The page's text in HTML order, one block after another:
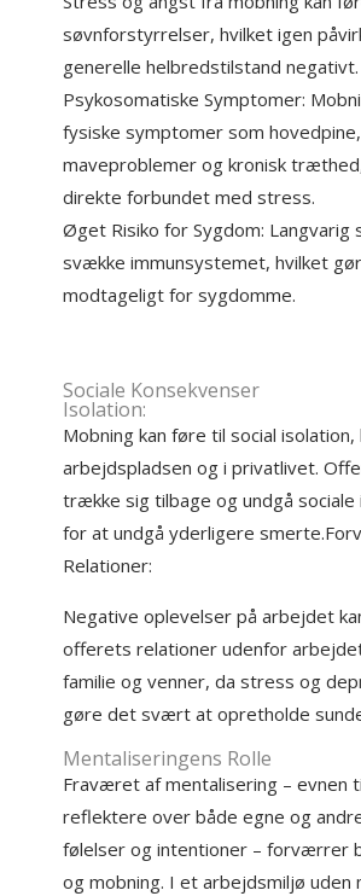
søvnforstyrrelser, hvilket igen
generelle helbredstilstand negativt.
Psykosomatiske Symptomer:
fysiske symptomer som hovedpine,
maveproblemer og kronisk
direkte forbundet med stress.
Øget Risiko for Sygdom: Langvarig
svække immunsystemet, hvilket
modtageligt for sygdomme.
Sociale Konsekvenser
Isolation:
Mobning kan føre til social isolation,
arbejdspladsen og i privatlivet.
trække sig tilbage og undgå
for at undgå yderligere
Relationer:
Negative oplevelser på arbejdet
offerets relationer udenfor
familie og venner, da stress og
gøre det svært at opretholde
Mentaliseringens Rolle
Fraværet af mentalisering – evnen
reflektere over både egne og
følelser og intentioner – forværrer
og mobning. I et arbejdsmiljø uden